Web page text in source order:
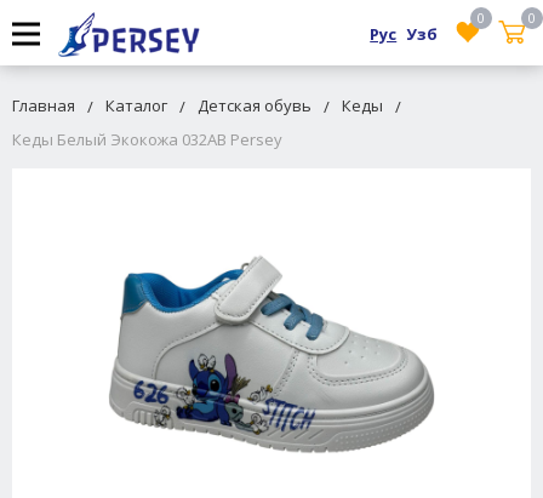
0
0
Рус Узб
Главная Каталог Детская обувь
Кеды
Кеды Белый Экокожа 032AB Persey